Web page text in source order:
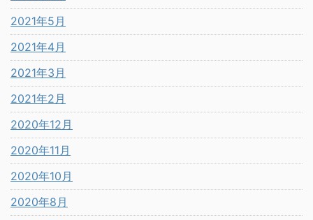
2021年5月
2021年4月
2021年3月
2021年2月
2020年12月
2020年11月
2020年10月
2020年8月